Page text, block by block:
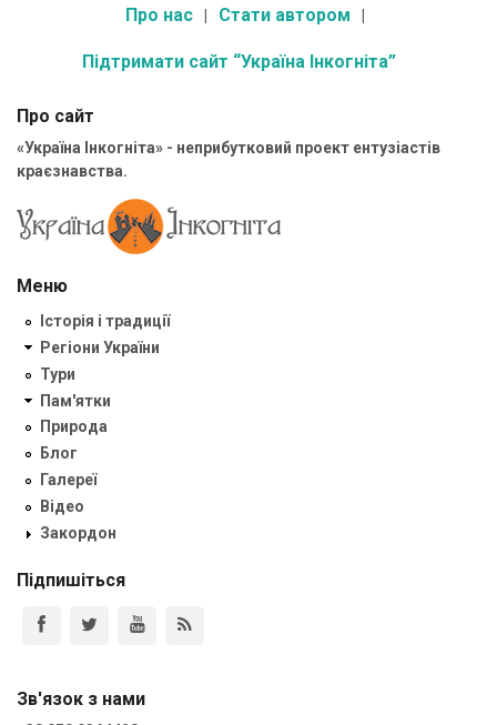
Про нас Стати автором
Підтримати сайт “Україна Інкогніта”
Про сайт
«Україна Інкогніта» - неприбутковий проект ентузіастів
краєзнавства.
Меню
Історія і традиції
Регіони України
Тури
Пам'ятки
Природа
Блог
Галереї
Відео
Закордон
Підпишіться
Зв'язок з нами